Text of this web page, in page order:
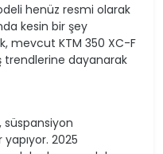
henüz resmi olarak
kesin bir şey
mevcut KTM 350 XC-F
trendlerine dayanarak
süspansiyon
2025